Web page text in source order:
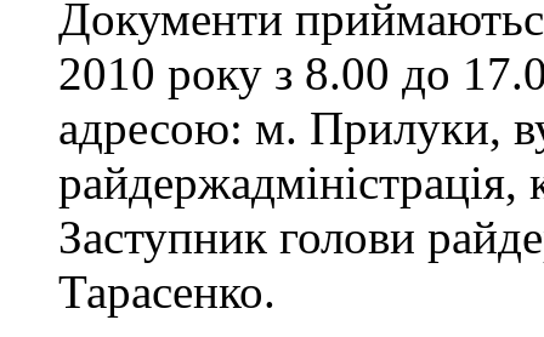
Документи
2010 року з 8.00 до
адресою: м. Прилуки,
Заступник голови
Тарасенко.